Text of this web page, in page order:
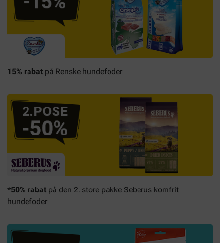
15% rabat på Renske hundefoder
*50% rabat på den 2. store pakke Seberus kornfrit
hundefoder